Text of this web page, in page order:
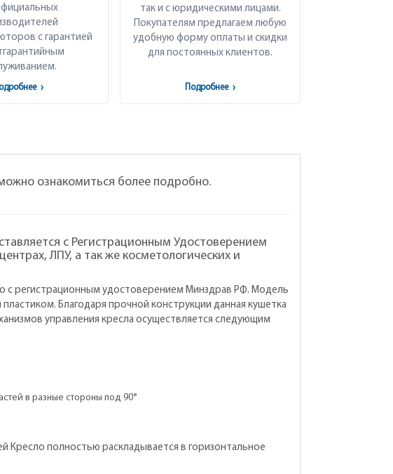
с гарантией
›
так и с юридическими лицами.
Покупателям предлагаем любую
удобную форму оплаты и скидки
для постоянных клиентов.
Подробнее ›
ознакомиться более подробно.
с Регистрационным Удостоверением
ЛПУ, а так же косметологических и
с регистрационным удостоверением Минздрав РФ. Модель
Благодаря прочной конструкции данная кушетка
управления кресла осуществляется следующим
в разные стороны под 90°
Кресло полностью раскладывается в горизонтальное